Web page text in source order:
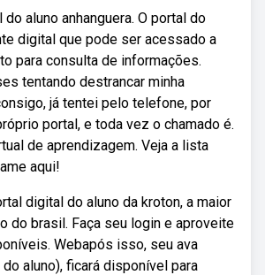
aluno anhanguera. O portal do
digital que pode ser acessado a
para consulta de informações.
tentando destrancar minha
já tentei pelo telefone, por
portal, e toda vez o chamado é.
de aprendizagem. Veja a lista
aqui!
digital do aluno da kroton, a maior
do brasil. Faça seu login e aproveite
Webapós isso, seu ava
aluno), ficará disponível para